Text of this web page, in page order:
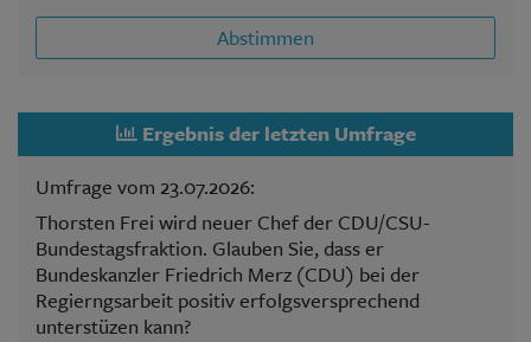
Abstimmen
Ergebnis der letzten Umfrage
Umfrage vom 23.07.2026:
Thorsten Frei wird neuer Chef der CDU/CSU-
Bundestagsfraktion. Glauben Sie, dass er
Bundeskanzler Friedrich Merz (CDU) bei der
Regierngsarbeit positiv erfolgsversprechend
unterstüzen kann?